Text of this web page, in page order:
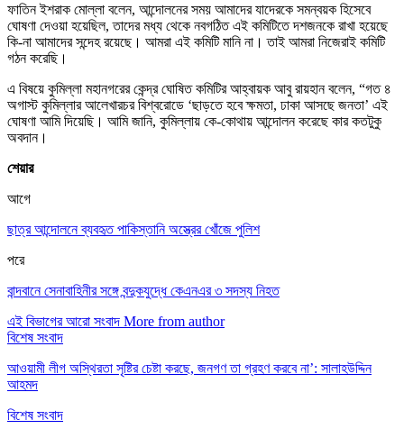
ফাতিন ইশরাক মোল্লা বলেন, আন্দোলনের সময় আমাদের যাদেরকে সমন্বয়ক হিসেবে
ঘোষণা দেওয়া হয়েছিল, তাদের মধ্য থেকে নবগঠিত এই কমিটিতে দশজনকে রাখা হয়েছে
কি-না আমাদের সন্দেহ রয়েছে। আমরা এই কমিটি মানি না। তাই আমরা নিজেরাই কমিটি
গঠন করেছি।
এ বিষয়ে কুমিল্লা মহানগরের কেন্দ্র ঘোষিত কমিটির আহ্বায়ক আবু রায়হান বলেন, “গত ৪
অগাস্ট কুমিল্লার আলেখারচর বিশ্বরোডে ‘ছাড়তে হবে ক্ষমতা, ঢাকা আসছে জনতা’ এই
ঘোষণা আমি দিয়েছি। আমি জানি, কুমিল্লায় কে-কোথায় আন্দোলন করেছে কার কতটুকু
অবদান।
শেয়ার
আগে
ছাত্র আন্দোলনে ব্যবহৃত পাকিস্তানি অস্ত্রের খোঁজে পুলিশ
পরে
বান্দবানে সেনাবাহিনীর সঙ্গে বন্দুকযুদ্ধে কেএনএর ৩ সদস্য নিহত
এই বিভাগের আরো সংবাদ More from author
বিশেষ সংবাদ
আওয়ামী লীগ অস্থিরতা সৃষ্টির চেষ্টা করছে, জনগণ তা গ্রহণ করবে না’: সালাহউদ্দিন
আহমদ
বিশেষ সংবাদ